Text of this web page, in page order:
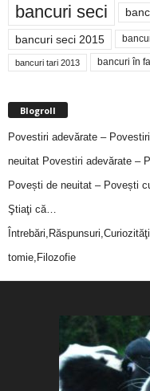
bancuri seci
bancuri seci 2015
bancuri tari 2013 bancuri în
Blogroll
Povestiri adevărate –
neuitat Povestiri adevărate –
Povești de neuitat – Povești
Ştiaţi că…
tomie,Filozofie